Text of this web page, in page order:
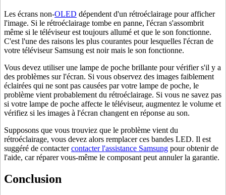
Les écrans non-OLED dépendent d'un rétroéclairage pour afficher
l'image. Si le rétroéclairage tombe en panne, l'écran s'assombrit
même si le téléviseur est toujours allumé et que le son fonctionne.
C'est l'une des raisons les plus courantes pour lesquelles l'écran de
votre téléviseur Samsung est noir mais le son fonctionne.
Vous devez utiliser une lampe de poche brillante pour vérifier s'il y a
des problèmes sur l'écran. Si vous observez des images faiblement
éclairées qui ne sont pas causées par votre lampe de poche, le
problème vient probablement du rétroéclairage. Si vous ne savez pas
si votre lampe de poche affecte le téléviseur, augmentez le volume et
vérifiez si les images à l'écran changent en réponse au son.
Supposons que vous trouviez que le problème vient du
rétroéclairage, vous devez alors remplacer ces bandes LED. Il est
suggéré de contactercontacter l'assistance Samsung pour obtenir de
l'aide, car réparer vous-même le composant peut annuler la garantie.
Conclusion